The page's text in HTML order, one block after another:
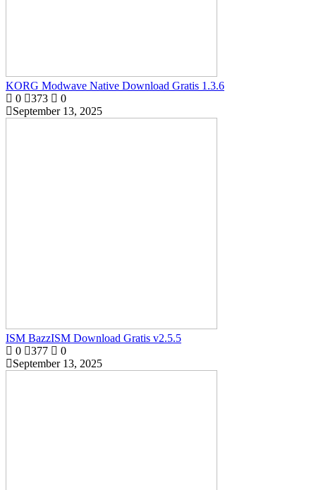
KORG Modwave Native Download Gratis 1.3.6
0
373
0
September 13, 2025
ISM BazzISM Download Gratis v2.5.5
0
377
0
September 13, 2025